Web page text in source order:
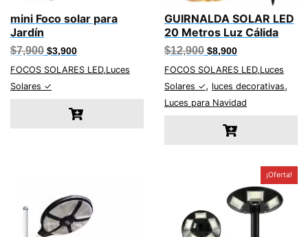
mini Foco solar para
Jardín
$7,900 El
precio
original
$7,900.
$3,900El
precio
actual
FOCOS SOLARES LED,Luces
Solares ✓
GUIRNALDA SOLAR LED
20 Metros Luz Cálida
$12,900 El
precio
original
$12,900.
$8,900El
precio
actual
$8,900.
FOCOS SOLARES LED,Luces
Solares ✓, luces decorativas,
Luces para Navidad
¡Oferta!